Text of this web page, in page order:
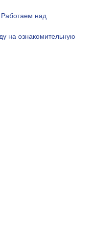
над
на ознакомительную